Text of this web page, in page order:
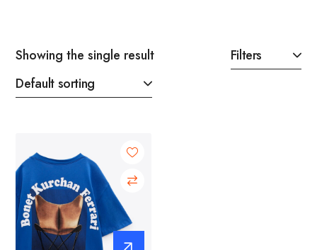
Showing the single result Filters